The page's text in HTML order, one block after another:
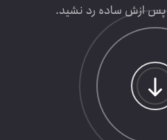
پس ازش ساده رد نشید.